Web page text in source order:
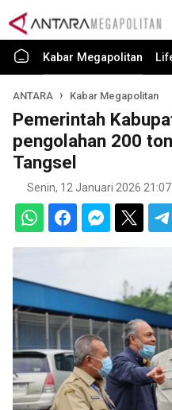
Kabar Megapolitan
ANTARA Kabar Megapolitan
Pemerintah
pengolahan 200
Tangsel
Senin, 12 Januari 2026 21:07